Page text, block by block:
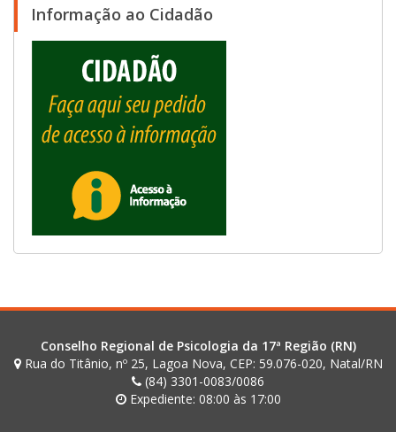
Informação ao Cidadão
Conselho Regional de Psicologia da 17ª Região (RN)
Rua do Titânio, nº 25, Lagoa Nova, CEP: 59.076-020, Natal/RN
(84) 3301-0083/0086
Expediente: 08:00 às 17:00